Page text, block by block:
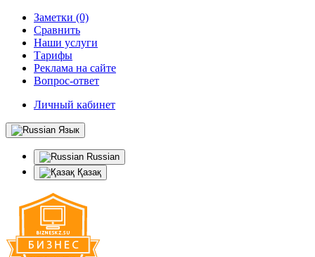
Заметки (0)
Сравнить
Наши услуги
Тарифы
Реклама на сайте
Вопрос-ответ
Личный кабинет
Язык
Russian
Қазақ